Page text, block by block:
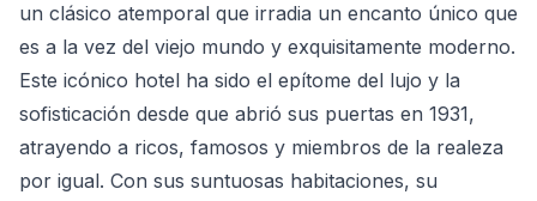
un clásico atemporal que irradia un encanto único que
es a la vez del viejo mundo y exquisitamente moderno.
Este icónico hotel ha sido el epítome del lujo y la
sofisticación desde que abrió sus puertas en 1931,
atrayendo a ricos, famosos y miembros de la realeza
por igual. Con sus suntuosas habitaciones, su